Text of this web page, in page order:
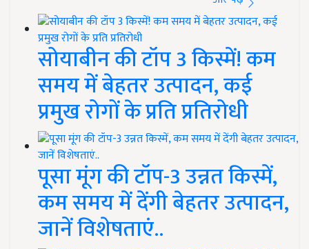
सोयाबीन की टॉप 3 किस्में! कम
समय में बेहतर उत्पादन, कई
प्रमुख रोगों के प्रति प्रतिरोधी
पूसा मूंग की टॉप-3 उन्नत किस्में,
कम समय में देंगी बेहतर उत्पादन,
जानें विशेषताएं..